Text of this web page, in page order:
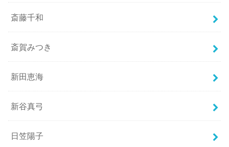
斎藤千和
斎賀みつき
新田恵海
新谷真弓
日笠陽子